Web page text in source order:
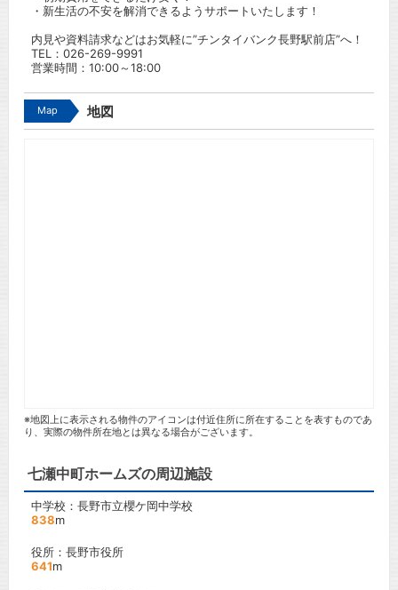
・新生活の不安を解消できるようサポートいたします！
内見や資料請求などはお気軽に”チンタイバンク長野駅前店”へ！
TEL： 026-269-9991
営業時間：10:00～18:00
Map 地図
※地図上に表示される物件のアイコンは付近住所に所在することを表すものであ
り、実際の物件所在地とは異なる場合がございます。
七瀬中町ホームズの周辺施設
中学校：長野市立櫻ケ岡中学校
838m
役所：長野市役所
641m